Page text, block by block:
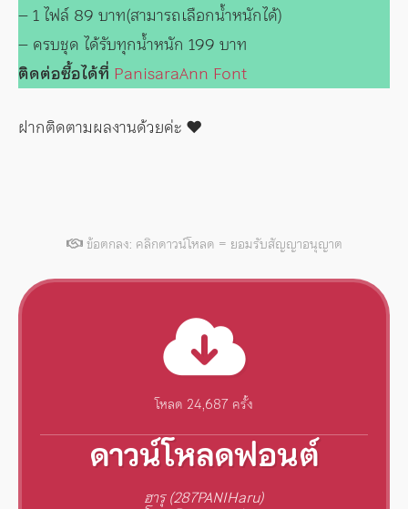
– 1 ไฟล์ 89 บาท(สามารถเลือกน้ำหนักได้)
– ครบชุด ได้รับทุกน้ำหนัก 199 บาท
ติดต่อซื้อได้ที่ PanisaraAnn Font
ฝากติดตามผลงานด้วยค่ะ ♥️
ข้อตกลง: คลิกดาวน์โหลด = ยอมรับสัญญาอนุญาต
โหลด 24,687 ครั้ง
ดาวน์โหลดฟอนต์
ฮารุ (287PANIHaru)